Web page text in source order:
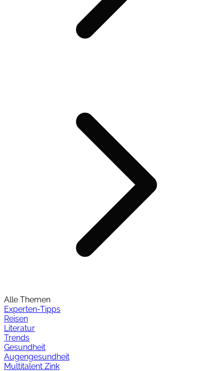
Alle Themen
Experten-Tipps
Reisen
Literatur
Trends
Gesundheit
Augengesundheit
Multitalent Zink